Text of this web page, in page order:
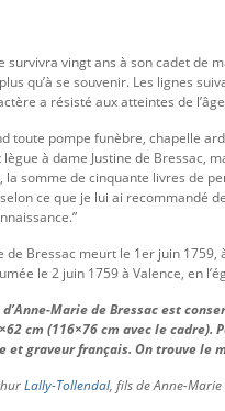
survivra vingt ans à son cadet de
qu’à se souvenir. Les lignes
a résisté aux atteintes de
toute pompe funèbre, chapelle
lègue à dame Justine de Bressac,
la somme de cinquante livres de
selon ce que je lui ai recommandé
de Bressac meurt le 1er juin 1759,
le 2 juin 1759 à Valence, en
Marie de Bressac est
cm (116×76 cm avec le
graveur français. On trouve le
Lally-Tollendal, fils de Anne-Marie